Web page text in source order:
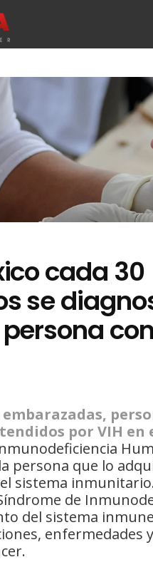
cada 30
se
por VIH
persona que lo
sistema
de
del sistema
enfermedades